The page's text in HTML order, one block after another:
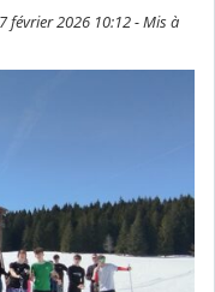
février 2026 10:12 - Mis à